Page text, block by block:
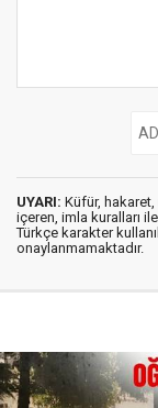
UYARI: Küfür,
içeren, imla kuralları ile
Türkçe karakter
onaylanmamaktadır.